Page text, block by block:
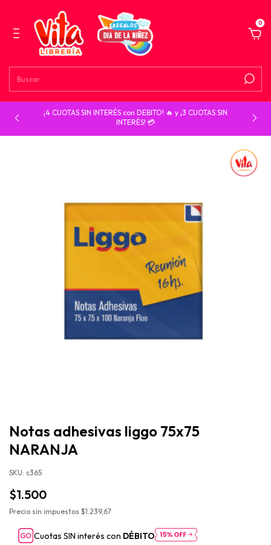
0
¡4 CUOTAS SIN INTERÉS con DEBITO! 🔥 y ¡3 CUOTAS SIN
INTERÉS! 💳
Notas adhesivas liggo 75x75
NARANJA
SKU: c365
$1.500
Precio sin impuestos $1.239,67
Cuotas SIN interés con DÉBITO